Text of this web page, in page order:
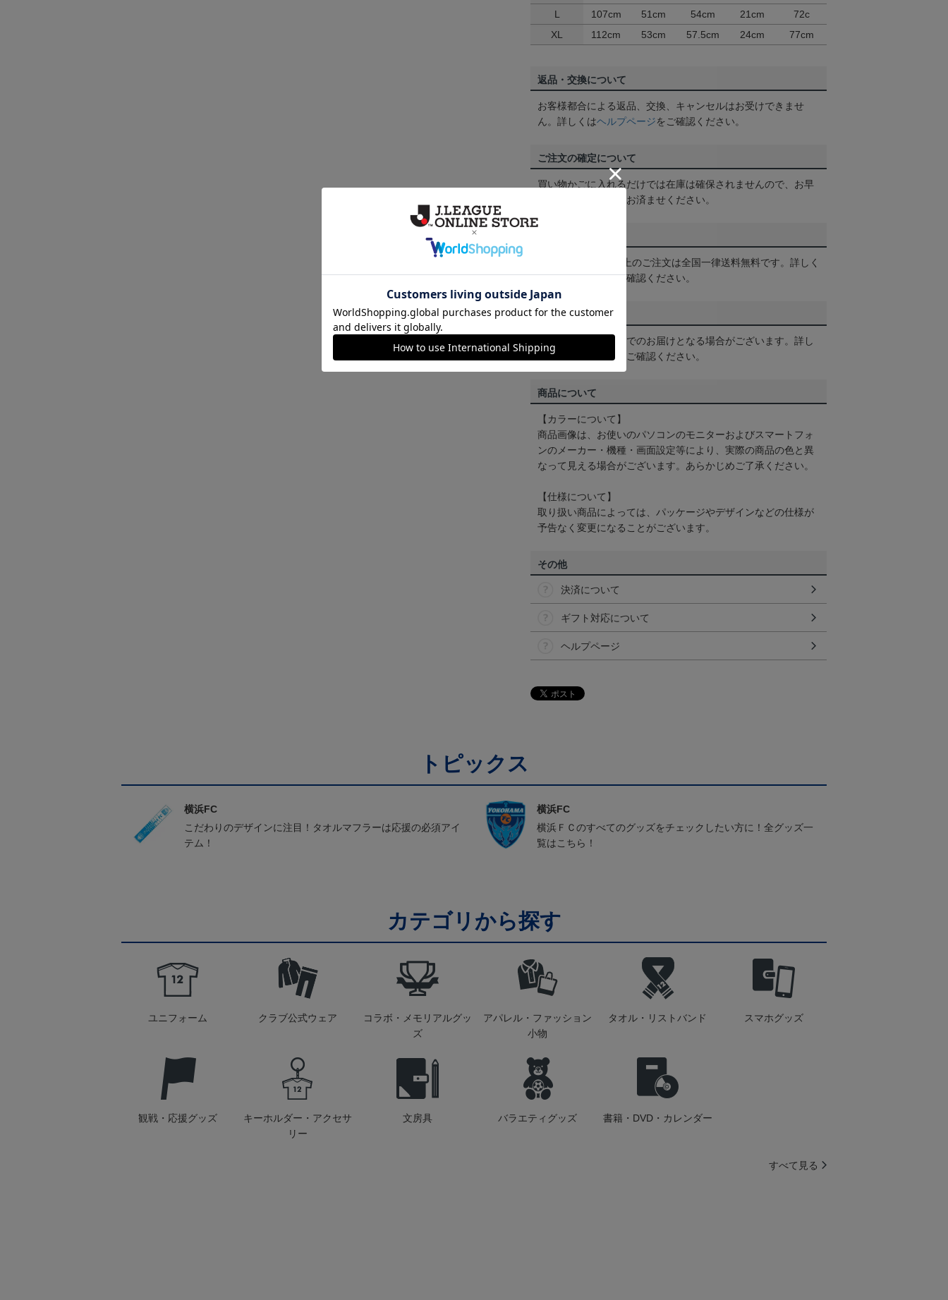
L
107cm 51cm 54cm 21cm
72c
XL
112cm 53cm 57.5cm 24cm 77cm
返品・交換について
お客様都合による返品、交換、キャンセルはお受けできませ
ん。詳しくはヘルプページをご確認ください。
ご注文の確定について
買い物かごに入れるだけでは在庫は確保されませんので、お早
めにご購入手続きをお済ませください。
3,980円（税込）以上のご注文は全国一律送料無料です。詳しく
はヘルプページをご確認ください。
配送方法について
一部商品はメール便でのお届けとなる場合がございます。詳し
くは
ヘルプページ をご確認ください。
商品について
【カラーについて】
商品画像は、お使いのパソコンのモニターおよびスマートフォ
ンのメーカー・機種・画面設定等により、実際の商品の色と異
なって見える場合がございます。あらかじめご了承ください。
【仕様について】
取り扱い商品によっては、パッケージやデザインなどの仕様が
予告なく変更になることがございます。
その他
決済について
ギフト対応について
ヘルプページ
トピックス
横浜FC
こだわりのデザインに注目！タオルマフラーは応援の必須アイ
テム！
横浜FC
横浜ＦＣのすべてのグッズをチェックしたい方に！全グッズ一
覧はこちら！
カテゴリから探す
ユニフォーム クラブ公式ウェア
コラボ・メモリアルグッ
ズ
アパレル・ファッション
小物
タオル・リストバンド スマホグッズ
観戦・応援グッズ
キーホルダー・アクセサ
リー
文房具 バラエティグッズ 書籍・DVD・カレンダー
すべて見る